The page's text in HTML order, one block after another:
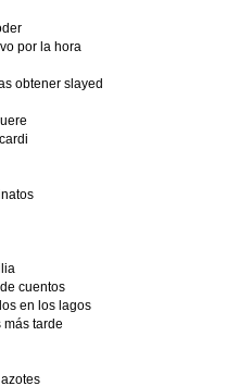
por la hora
obtener slayed
cuentos
en los lagos
más tarde